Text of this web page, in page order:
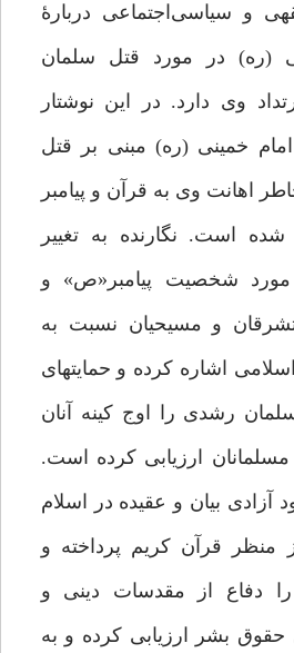
و سیاسی‌اجتماعی دربارۀ
(ره) در مورد قتل سلمان
وی دارد. در این نوشتار
خمینی (ره) مبنی بر قتل
اهانت وی به قرآن و پیامبر
است. نگارنده به تغییر
شخصیت پیامبر«ص» و
و مسیحیان نسبت به
اسلام و مقدسات اسلامی اشاره کرده و حمایت‎های
رشدی را اوج کینه آنان
ارزیابی کرده است.
آزادی بیان و عقیده در اسلام
منظر قرآن کریم پرداخته و
دفاع از مقدسات دینی و
حقوق بشر ارزیابی کرده و به